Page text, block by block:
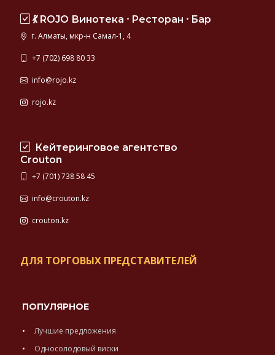
💃 ROJO Винотека ⸱ Ресторан ⸱ Бар
г. Алматы, мкр-н Самал-1, 4
+7 (702) 698 80 33
info@rojo.kz
rojo.kz
Кейтеринговое агентство
Crouton
+7 (701) 738 58 45
info@crouton.kz
crouton.kz
ДЛЯ ТОРГОВЫХ ПРЕДСТАВИТЕЛЕЙ
ПОПУЛЯРНОЕ
Лучшие предложения
Односолодовый виски